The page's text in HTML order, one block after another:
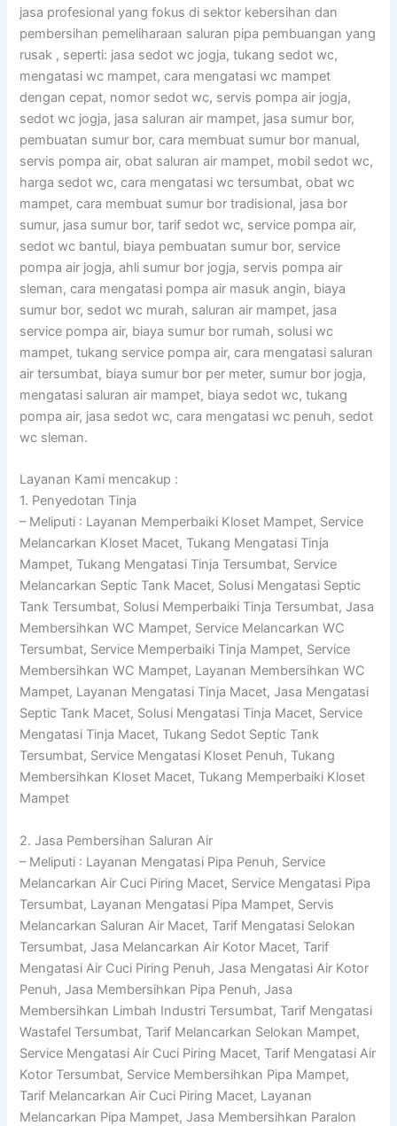
jasa profesional yang fokus di sektor kebersihan dan
pembersihan pemeliharaan saluran pipa pembuangan yang
rusak , seperti: jasa sedot wc jogja, tukang sedot wc,
mengatasi wc mampet, cara mengatasi wc mampet
dengan cepat, nomor sedot wc, servis pompa air jogja,
sedot wc jogja, jasa saluran air mampet, jasa sumur bor,
pembuatan sumur bor, cara membuat sumur bor manual,
servis pompa air, obat saluran air mampet, mobil sedot wc,
harga sedot wc, cara mengatasi wc tersumbat, obat wc
mampet, cara membuat sumur bor tradisional, jasa bor
sumur, jasa sumur bor, tarif sedot wc, service pompa air,
sedot wc bantul, biaya pembuatan sumur bor, service
pompa air jogja, ahli sumur bor jogja, servis pompa air
sleman, cara mengatasi pompa air masuk angin, biaya
sumur bor, sedot wc murah, saluran air mampet, jasa
service pompa air, biaya sumur bor rumah, solusi wc
mampet, tukang service pompa air, cara mengatasi saluran
air tersumbat, biaya sumur bor per meter, sumur bor jogja,
mengatasi saluran air mampet, biaya sedot wc, tukang
pompa air, jasa sedot wc, cara mengatasi wc penuh, sedot
wc sleman.
Layanan Kami mencakup :
1. Penyedotan Tinja
– Meliputi : Layanan Memperbaiki Kloset Mampet, Service
Melancarkan Kloset Macet, Tukang Mengatasi Tinja
Mampet, Tukang Mengatasi Tinja Tersumbat, Service
Melancarkan Septic Tank Macet, Solusi Mengatasi Septic
Tank Tersumbat, Solusi Memperbaiki Tinja Tersumbat, Jasa
Membersihkan WC Mampet, Service Melancarkan WC
Tersumbat, Service Memperbaiki Tinja Mampet, Service
Membersihkan WC Mampet, Layanan Membersihkan WC
Mampet, Layanan Mengatasi Tinja Macet, Jasa Mengatasi
Septic Tank Macet, Solusi Mengatasi Tinja Macet, Service
Mengatasi Tinja Macet, Tukang Sedot Septic Tank
Tersumbat, Service Mengatasi Kloset Penuh, Tukang
Membersihkan Kloset Macet, Tukang Memperbaiki Kloset
Mampet
2. Jasa Pembersihan Saluran Air
– Meliputi : Layanan Mengatasi Pipa Penuh, Service
Melancarkan Air Cuci Piring Macet, Service Mengatasi Pipa
Tersumbat, Layanan Mengatasi Pipa Mampet, Servis
Melancarkan Saluran Air Macet, Tarif Mengatasi Selokan
Tersumbat, Jasa Melancarkan Air Kotor Macet, Tarif
Mengatasi Air Cuci Piring Penuh, Jasa Mengatasi Air Kotor
Penuh, Jasa Membersihkan Pipa Penuh, Jasa
Membersihkan Limbah Industri Tersumbat, Tarif Mengatasi
Wastafel Tersumbat, Tarif Melancarkan Selokan Mampet,
Service Mengatasi Air Cuci Piring Macet, Tarif Mengatasi Air
Kotor Tersumbat, Service Membersihkan Pipa Mampet,
Tarif Melancarkan Air Cuci Piring Macet, Layanan
Melancarkan Pipa Mampet, Jasa Membersihkan Paralon